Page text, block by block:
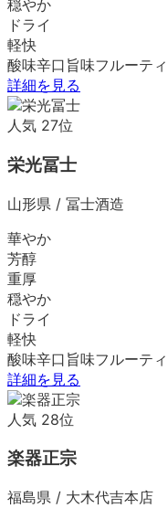
穏やか
ドライ
軽快
酸味辛口 旨味フルーティ
詳細を見る
人気 27位
栄光冨士
山形県 / 冨士酒造
華やか
芳醇
重厚
穏やか
ドライ
軽快
酸味辛口 旨味フルーティ
詳細を見る
人気 28位
楽器正宗
福島県 / 大木代吉本店